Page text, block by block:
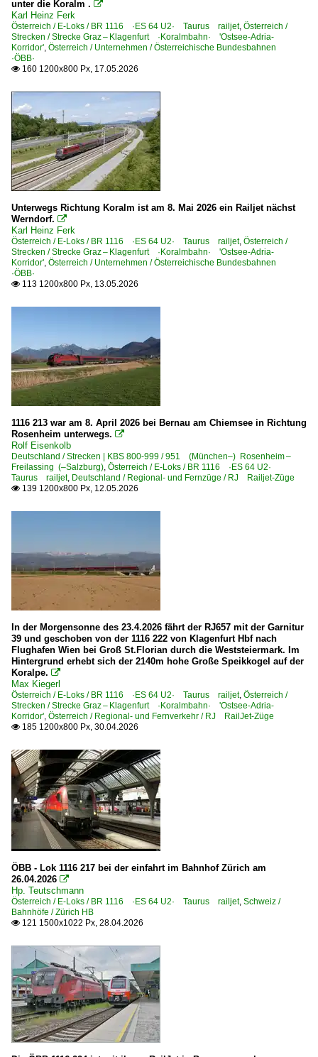
Industriemessen
InnoTrans 2008
Regional- und Fernzüge
EC EuroCity-Züge
RJ Railjet-Züge
Sonstiges
Nachtaufnahmen
Winterbilder rund um die Bahn
~ Sonstiges
Strecken | KBS 300-399
370 Bielefeld – Minden – Wunstorf – Hannover
Strecken | KBS 700-799
750 Stuttgart – Plochingen – Geislingen – Ulm
751 (Radolfzell–) Friedrichshafen – Lindau
751 Ulm – Aulendorf – Meckenbeuren – Friedrichshafen
Strecken | KBS 800-999
930 München – Freising – Landshut – Neufahrn
950 (München–) Rosenheim – Kufstein (–Innsbruck)
950 München – Rosenheim
970 München – Geltendorf – Buchloe - Geltendorf
ÖBB 401 Lindau – Hörbranz (–Bregenz–Bludenz)
Liechtenstein
Bahnhöfe
Schaan-Vaduz
Personenwagen
Modellbahn
Sonstiges
~ Sonstiges
Österreich
Bahnhöfe
Attnang-Puchheim
Bludenz
Bregenz
Breitenstein
Brixlegg
Bruck an der Mur
unter die Koralm . 
Karl Heinz Ferk
Österreich / E-Loks / BR 1116 ·ES 64 U2· Taurus railjet, Österreich /
Strecken / Strecke Graz – Klagenfurt ·Koralmbahn· 'Ostsee-Adria-
Korridor', Österreich / Unternehmen / Österreichische Bundesbahnen
·ÖBB·
 160 1200x800 Px, 17.05.2026
Unterwegs Richtung Koralm ist am 8. Mai 2026 ein Railjet nächst
Werndorf. 
Karl Heinz Ferk
Österreich / E-Loks / BR 1116 ·ES 64 U2· Taurus railjet, Österreich /
Strecken / Strecke Graz – Klagenfurt ·Koralmbahn· 'Ostsee-Adria-
Korridor', Österreich / Unternehmen / Österreichische Bundesbahnen
·ÖBB·
 113 1200x800 Px, 13.05.2026
1116 213 war am 8. April 2026 bei Bernau am Chiemsee in Richtung
Rosenheim unterwegs. 
Rolf Eisenkolb
Deutschland / Strecken | KBS 800-999 / 951 (München–) Rosenheim –
Freilassing (–Salzburg), Österreich / E-Loks / BR 1116 ·ES 64 U2·
Taurus railjet, Deutschland / Regional- und Fernzüge / RJ Railjet-Züge
 139 1200x800 Px, 12.05.2026
In der Morgensonne des 23.4.2026 fährt der RJ657 mit der Garnitur
39 und geschoben von der 1116 222 von Klagenfurt Hbf nach
Flughafen Wien bei Groß St.Florian durch die Weststeiermark. Im
Hintergrund erhebt sich der 2140m hohe Große Speikkogel auf der
Koralpe. 
Max Kiegerl
Österreich / E-Loks / BR 1116 ·ES 64 U2· Taurus railjet, Österreich /
Strecken / Strecke Graz – Klagenfurt ·Koralmbahn· 'Ostsee-Adria-
Korridor', Österreich / Regional- und Fernverkehr / RJ RailJet-Züge
 185 1200x800 Px, 30.04.2026
ÖBB - Lok 1116 217 bei der einfahrt im Bahnhof Zürich am
26.04.2026 
Hp. Teutschmann
Österreich / E-Loks / BR 1116 ·ES 64 U2· Taurus railjet, Schweiz /
Bahnhöfe / Zürich HB
 121 1500x1022 Px, 28.04.2026